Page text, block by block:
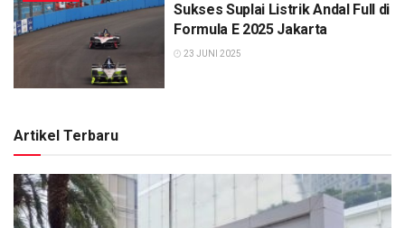
Sukses Suplai Listrik Andal Full di
Formula E 2025 Jakarta
23 JUNI 2025
Artikel Terbaru